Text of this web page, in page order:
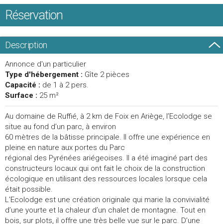
Réservation
Description
Annonce d'un particulier
Type d'hébergement : Gîte 2 pièces
Capacité : de 1 à 2 pers.
Surface : 25 m²
Au domaine de Ruffié, à 2 km de Foix en Ariège, l’Ecolodge se
situe au fond d’un parc, à environ
60 mètres de la bâtisse principale. Il offre une expérience en
pleine en nature aux portes du Parc
régional des Pyrénées ariégeoises. Il a été imaginé part des
constructeurs locaux qui ont fait le choix de la construction
écologique en utilisant des ressources locales lorsque cela
était possible.
L’Ecolodge est une création originale qui marie la convivialité
d’une yourte et la chaleur d’un chalet de montagne. Tout en
bois, sur plots, il offre une très belle vue sur le parc. D’une